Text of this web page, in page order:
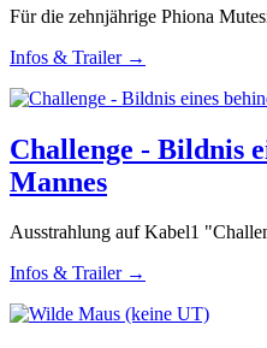
Für die zehnjährige Phiona
Infos & Trailer →
Challenge - Bildnis
Mannes
Ausstrahlung auf Kabel1
Infos & Trailer →